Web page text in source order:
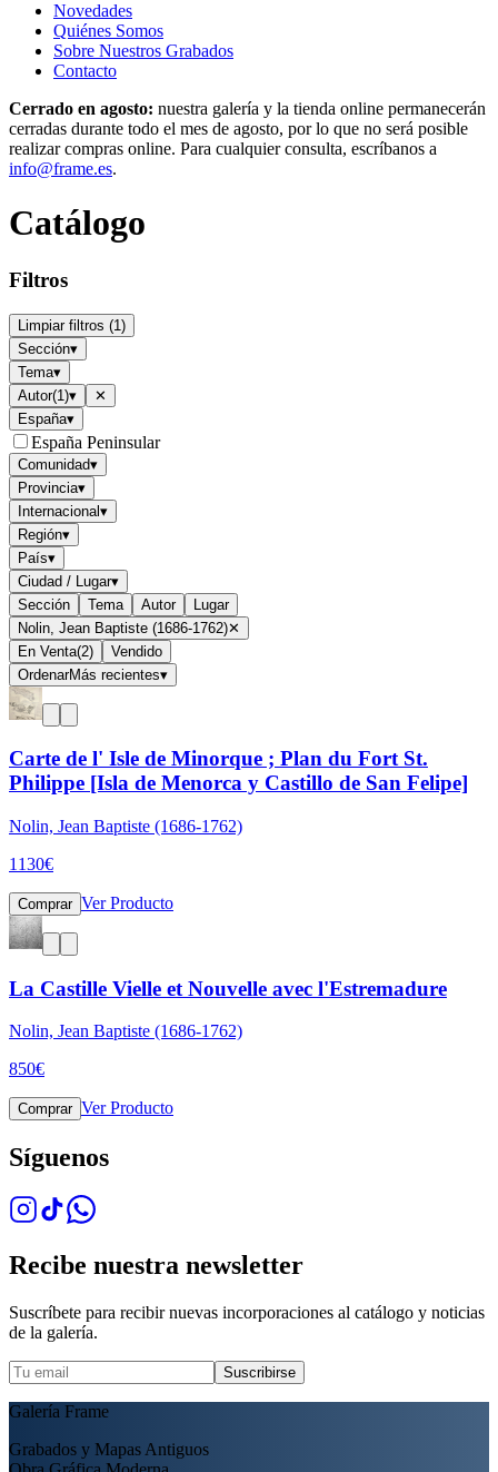
Novedades
Quiénes Somos
Sobre Nuestros Grabados
Contacto
Cerrado en agosto: nuestra galería y la tienda online permanecerán
cerradas durante todo el mes de agosto, por lo que no será posible
realizar compras online. Para cualquier consulta, escríbanos a
info@frame.es.
Catálogo
Filtros
Limpiar filtros (1)
Sección▾
Tema▾
Autor(1)▾
✕
España▾
España Peninsular
Comunidad▾
Provincia▾
Internacional▾
Región▾
País▾
Ciudad / Lugar▾
Sección
Tema Autor
Lugar
Nolin, Jean Baptiste (1686-1762)✕
En Venta(2)
Vendido
OrdenarMás recientes▾
Carte de l' Isle de Minorque ; Plan du Fort St.
Philippe [Isla de Menorca y Castillo de San Felipe]
Nolin, Jean Baptiste (1686-1762)
1130€
Comprar Ver Producto
La Castille Vielle et Nouvelle avec l'Estremadure
Nolin, Jean Baptiste (1686-1762)
850€
Comprar Ver Producto
Síguenos
Recibe nuestra newsletter
Suscríbete para recibir nuevas incorporaciones al catálogo y noticias
de la galería.
Suscribirse
Galería Frame
Grabados y Mapas Antiguos